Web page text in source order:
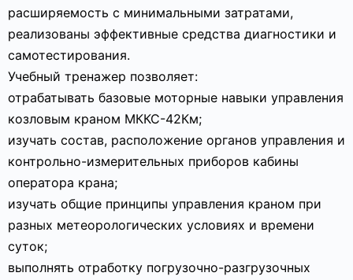
расширяемость с минимальными затратами,
реализованы эффективные средства диагностики и
самотестирования.
Учебный тренажер позволяет:
отрабатывать базовые моторные навыки управления
козловым краном МККС-42Км;
изучать состав, расположение органов управления и
контрольно-измерительных приборов кабины
оператора крана;
изучать общие принципы управления краном при
разных метеорологических условиях и времени
суток;
выполнять отработку погрузочно-разгрузочных